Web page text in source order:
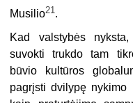
Musilio21 .
Kad valstybės
suvokti trukdo tam
būvio kultūros
pagrįsti dvilypę nykimo